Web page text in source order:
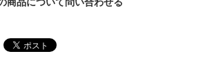
商品について問い合わせる